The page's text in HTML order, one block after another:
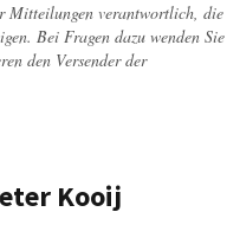
Mitteilungen verantwortlich, die
Bei Fragen dazu wenden Sie
den Versender der
Kooij